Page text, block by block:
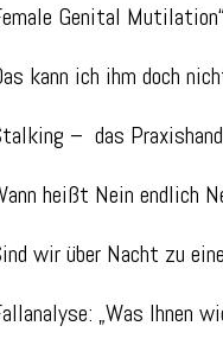
Genital
kann ich ihm doch
– das
heißt Nein endlich
wir über Nacht zu
„Was Ihnen